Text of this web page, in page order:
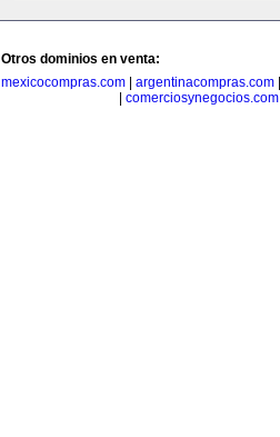
Otros dominios en venta:
mexicocompras.com
argentinacompras.com
comerciosynegocios.com